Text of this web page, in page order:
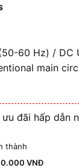
60 Hz) / DC
main
đãi hấp dẫn
thành
VNĐ